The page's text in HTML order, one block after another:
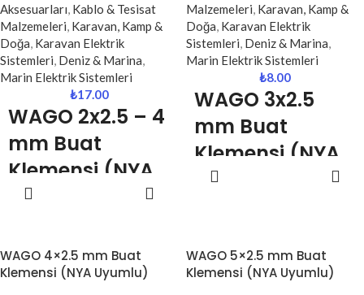
Aksesuarları, Kablo & Tesisat
Malzemeleri, Karavan, Kamp &
Doğa, Karavan Elektrik
Sistemleri, Deniz & Marina,
Marin Elektrik Sistemleri
₺17.00
WAGO 2x2.5 – 4
mm Buat
Klemensi (NYA
– NYAF
WAGO 2x2.5 – 4 mm buat
klemensi, elektrik tesisatlarında iki
Malzemeleri, Karavan, Kamp &
Doğa, Karavan Elektrik
Sistemleri, Deniz & Marina,
Marin Elektrik Sistemleri
₺8.00
WAGO 3x2.5
mm Buat
Klemensi (NYA
Uyumlu)
düzenli şekilde birleştirilmesini
sağlayan profesyonel bağlantı
WAGO 4×2.5 mm Buat
Klemensi (NYA Uyumlu)
WAGO 5×2.5 mm Buat
Klemensi (NYA Uyumlu)